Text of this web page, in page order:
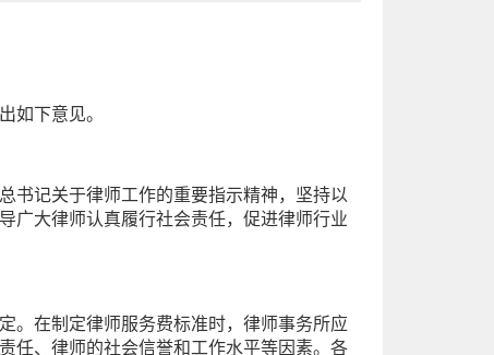
如下意见。
书记关于律师工作的重要指示精神，坚持以
广大律师认真履行社会责任，促进律师行业
。在制定律师服务费标准时，律师事务所应
任、律师的社会信誉和工作水平等因素。各